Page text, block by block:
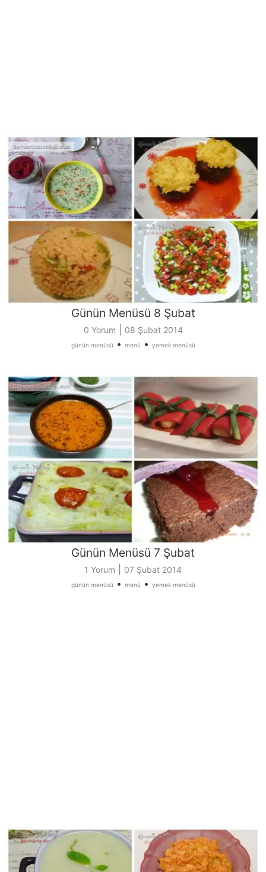
Günün Menüsü 8 Şubat
0 Yorum 08 Şubat 2014
günün menüsü • menü • yemek menüsü
Günün Menüsü 7 Şubat
1 Yorum 07 Şubat 2014
günün menüsü • menü • yemek menüsü